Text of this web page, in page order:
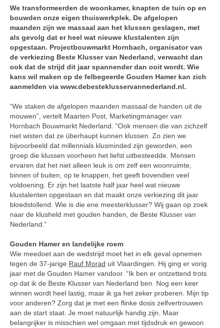
We transformeerden de woonkamer, knapten de tuin op en
bouwden onze eigen thuiswerkplek. De afgelopen
maanden zijn we massaal aan het klussen geslagen, met
als gevolg dat er heel wat nieuwe klustalenten zijn
opgestaan. Projectbouwmarkt Hornbach, organisator van
de verkiezing Beste Klusser van Nederland, verwacht dan
ook dat de strijd dit jaar spannender dan ooit wordt. Wie
kans wil maken op de felbegeerde Gouden Hamer kan zich
aanmelden via www.debesteklusservannederland.nl.
“We staken de afgelopen maanden massaal de handen uit de
mouwen”, vertelt Maarten Post, Marketingmanager van
Hornbach Bouwmarkt Nederland. “Ook mensen die van zichzelf
niet wisten dat ze überhaupt kunnen klussen. Zo zien we
bijvoorbeeld dat millennials klusminded zijn geworden, een
groep die klussen voorheen het liefst uitbesteedde. Mensen
ervaren dat het niet alleen leuk is om zelf een woonruimte,
binnen of buiten, op te knappen, het geeft bovendien veel
voldoening. Er zijn het laatste half jaar heel wat nieuwe
klustalenten opgestaan en dat maakt onze verkiezing dit jaar
bloedstollend. Wie is die ene meesterklusser? Wij gaan op zoek
naar de klusheld met gouden handen, de Beste Klusser van
Nederland.”
Gouden Hamer en landelijke roem
Wie meedoet aan de wedstrijd moet het in elk geval opnemen
tegen de 37-jarige Rauf Morad uit Vlaardingen. Hij ging er vorig
jaar met de Gouden Hamer vandoor. “Ik ben er ontzettend trots
op dat ik de Beste Klusser van Nederland ben. Nog een keer
winnen wordt heel lastig, maar ik ga het zeker proberen. Mijn tip
voor anderen? Zorg dat je met een flinke dosis zelfvertrouwen
aan de start staat. Je moet natuurlijk handig zijn. Maar
belangrijker is misschien wel omgaan met tijdsdruk en gewoon